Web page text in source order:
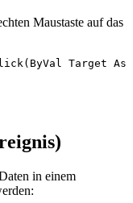
Maustaste auf das
Target As
in einem